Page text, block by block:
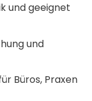
und geeignet
und
Büros, Praxen